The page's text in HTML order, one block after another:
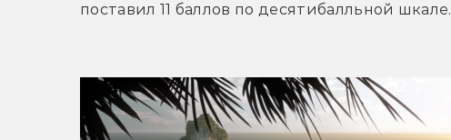
поставил 11 баллов по десятибалльной шкале.